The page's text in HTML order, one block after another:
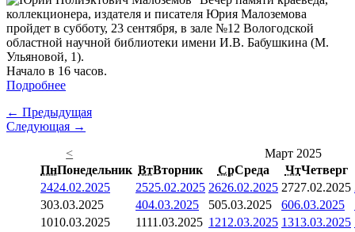
коллекционера, издателя и писателя Юрия Малоземова
пройдет в субботу, 23 сентября, в зале №12 Вологодской
областной научной библиотеки имени И.В. Бабушкина (М.
Ульяновой, 1).
Начало в 16 часов.
Подробнее
← Предыдущая
Следующая →
<
Март 2025
ПнПонедельник ВтВторник СрСреда ЧтЧетверг
2424.02.2025 2525.02.2025 2626.02.2025 2727.02.2025
303.03.2025 404.03.2025 505.03.2025 606.03.2025
1010.03.2025 1111.03.2025 1212.03.2025 1313.03.2025